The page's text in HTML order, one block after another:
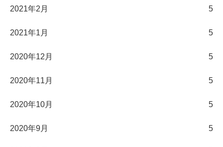
2021年2月 5
2021年1月 5
2020年12月 5
2020年11月 5
2020年10月 5
2020年9月 5